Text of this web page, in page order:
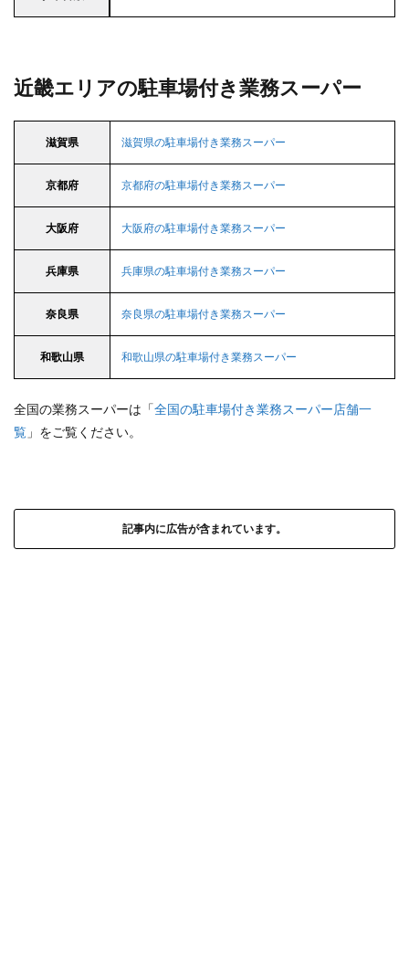
近畿エリアの駐車場付き業務スーパー
滋賀県 滋賀県の駐車場付き業務スーパー
京都府 京都府の駐車場付き業務スーパー
大阪府 大阪府の駐車場付き業務スーパー
兵庫県 兵庫県の駐車場付き業務スーパー
奈良県 奈良県の駐車場付き業務スーパー
和歌山県 和歌山県の駐車場付き業務スーパー
全国の業務スーパーは「全国の駐車場付き業務スーパー店舗一
覧 」をご覧ください。
記事内に広告が含まれています。